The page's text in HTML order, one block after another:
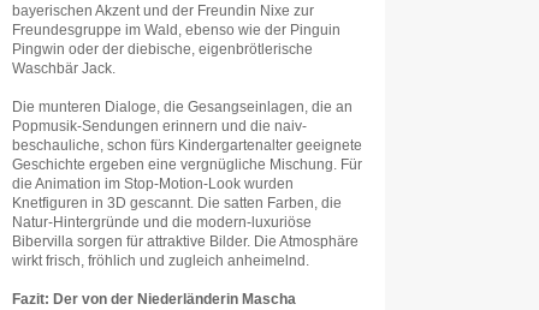
bayerischen Akzent und der Freundin Nixe zur
Freundesgruppe im Wald, ebenso wie der Pinguin
Pingwin oder der diebische, eigenbrötlerische
Waschbär Jack.
Die munteren Dialoge, die Gesangseinlagen, die an
Popmusik-Sendungen erinnern und die naiv-
beschauliche, schon fürs Kindergartenalter geeignete
Geschichte ergeben eine vergnügliche Mischung. Für
die Animation im Stop-Motion-Look wurden
Knetfiguren in 3D gescannt. Die satten Farben, die
Natur-Hintergründe und die modern-luxuriöse
Bibervilla sorgen für attraktive Bilder. Die Atmosphäre
wirkt frisch, fröhlich und zugleich anheimelnd.
Fazit: Der von der Niederländerin Mascha